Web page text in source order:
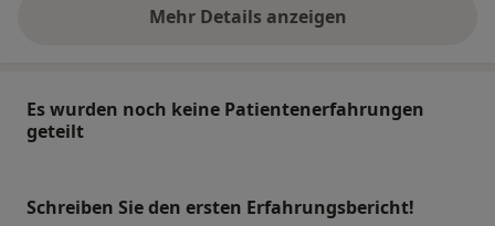
Mehr Details anzeigen
über die Adresse
Es wurden noch keine Patientenerfahrungen
geteilt
Schreiben Sie den ersten Erfahrungsbericht!